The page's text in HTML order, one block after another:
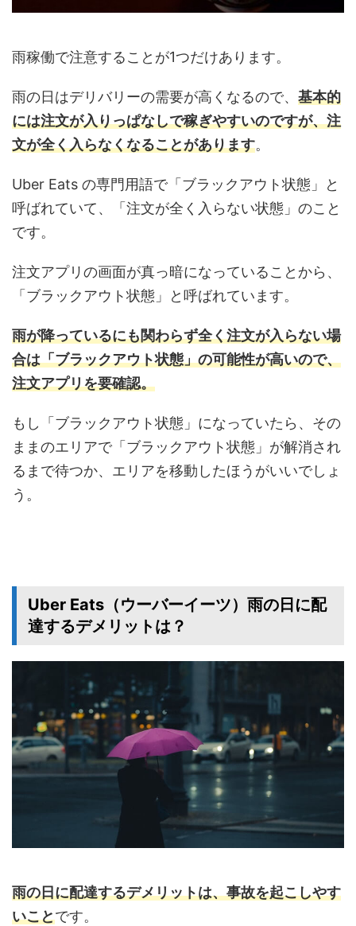
雨稼働で注意することが1つだけあります。
雨の日はデリバリーの需要が高くなるので、 基本的
には注文が入りっぱなしで稼ぎやすいのですが、注
文が全く入らなくなることがあります。
Uber Eats の専門用語で「ブラックアウト状態」と
呼ばれていて、「注文が全く入らない状態」のこと
です。
注文アプリの画面が真っ暗になっていることから、
「ブラックアウト状態」と呼ばれています。
雨が降っているにも関わらず全く注文が入らない場
合は「ブラックアウト状態」の可能性が高いので、
注文アプリを要確認。
もし「ブラックアウト状態」になっていたら、その
ままのエリアで「ブラックアウト状態」が解消され
るまで待つか、エリアを移動したほうがいいでしょ
う。
Uber Eats（ウーバーイーツ）雨の日に配
達するデメリットは？
雨の日に配達するデメリットは、事故を起こしやす
いことです。